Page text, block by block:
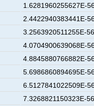
1.6281960255627E-
2.4422940383441E-
3.2563920511255E-
4.0704900639068E-
4.8845880766882E-
5.6986860894695E-
6.5127841022509E-
7.3268821150323E-